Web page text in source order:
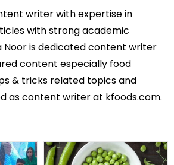
writer with expertise in
with strong academic
Noor is dedicated content writer
content especially food
& tricks related topics and
as content writer at kfoods.com.